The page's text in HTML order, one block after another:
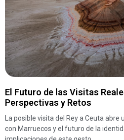
El Futuro de las Visitas
Perspectivas y Retos
La posible visita del Rey a Ceuta
con Marruecos y el futuro de la